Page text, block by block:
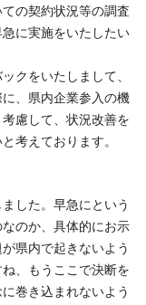
の契約状況等の調査
に実施をいたしたい
クをいたしまして、
、県内企業参入の機
慮して、状況改善を
考えております。
した。早急にという
のか、具体的にお示
県内で起きないよう
、もうここで決断を
巻き込まれないよう